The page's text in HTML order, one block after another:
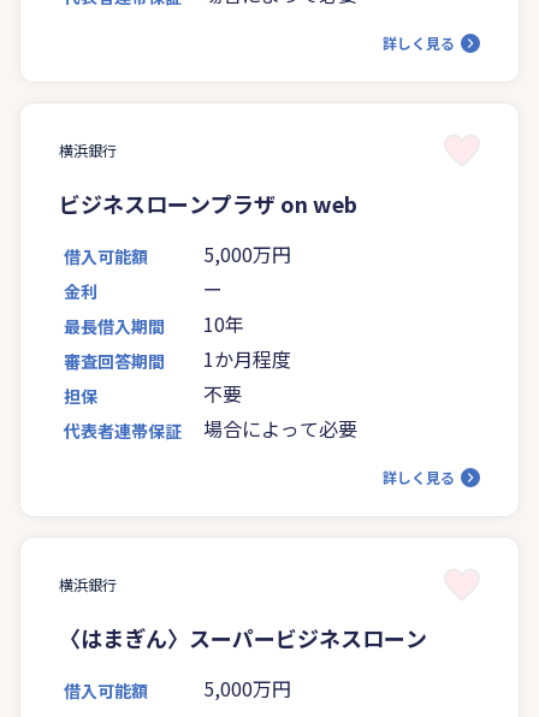
詳しく見る
横浜銀行
ビジネスローンプラザ on web
借入可能額 5,000万円
金利 ー
最長借入期間 10年
審査回答期間 1か月程度
担保 不要
代表者連帯保証 場合によって必要
詳しく見る
横浜銀行
〈はまぎん〉スーパービジネスローン
借入可能額 5,000万円